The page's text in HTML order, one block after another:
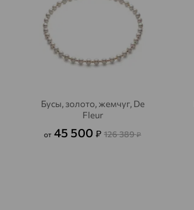
Бусы, золото, жемчуг, De
Fleur
от 45 500 ₽ 126 389₽